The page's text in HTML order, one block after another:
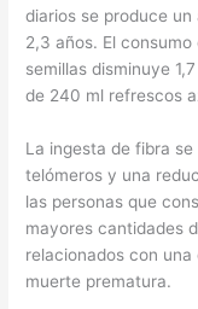
diarios se produce
2,3 años. El
semillas disminuye
de 240 ml refrescos
La ingesta de fibra
telómeros y una
las personas que
mayores cantidades
relacionados con
muerte prematura.